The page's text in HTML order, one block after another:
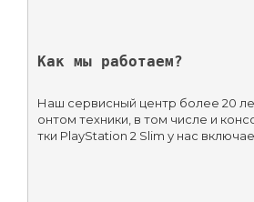
Как мы работаем?
Наш сервисный центр более 20
онтом техники, в том числе и
тки PlayStation 2 Slim у нас